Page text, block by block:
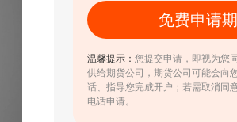
免费申请
温馨提示： 您提交申请，即视为您
供给期货公司，期货公司可能会向
话、指导您完成开户；若需取消同
电话申请。